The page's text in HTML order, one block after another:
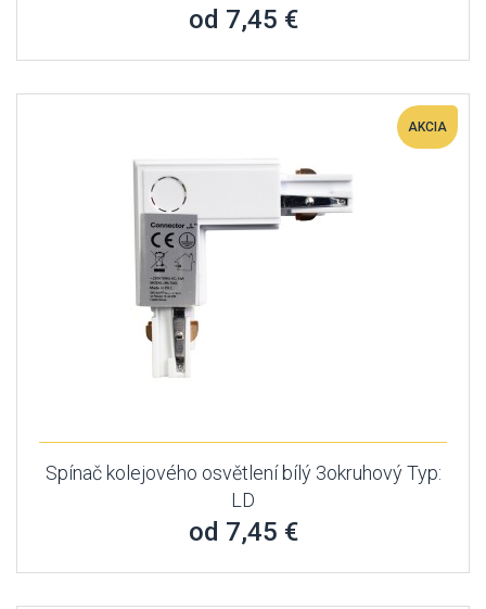
od 7,45 €
AKCIA
Spínač kolejového osvětlení bílý 3okruhový Typ:
LD
od 7,45 €